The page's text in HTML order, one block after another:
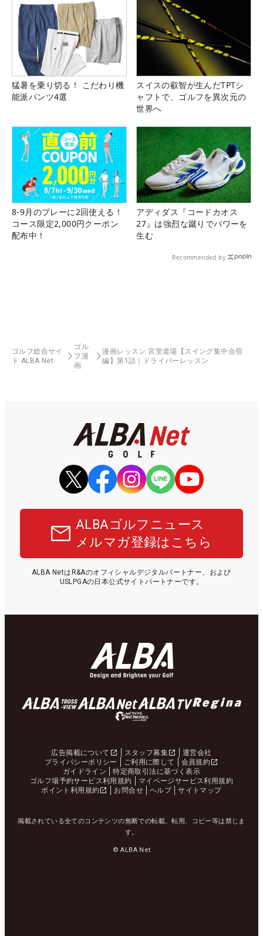
猛暑を乗り切る！ こだわり機
能派パンツ4選
スイスの叡智が生んだTPTシ
ャフトで、ゴルフを異次元の
世界へ
8-9月のプレーに2回使える！
コース限定2,000円クーポン
配布中！
アディダス『コードカオス
27』は強烈な蹴りでパワーを
生む
Recommended by
ゴルフ総合サイ
ト ALBA Net
ゴル
フ漫
画
漫画レッスン 宮里道場【スイング集中合宿
編】第1話｜ドライバーレッスン
ALBAゴルフニュース
メルマガ登録はこちら
ALBA NetはR&Aのオフィシャルデジタルパートナー、および
USLPGAの日本公式サイトパートナーです。
広告掲載について スタッフ募集
運営会社
プライバシーポリシー
ご利用に際して
会員規約
ガイドライン
特定商取引法に基づく表示
ゴルフ場予約サービス利用規約
マイページサービス利用規約
ポイント利用規約
お問合せ ヘルプ サイトマップ
掲載されている全てのコンテンツの無断での転載、転用、コピー等は禁じま
す。
© ALBA Net